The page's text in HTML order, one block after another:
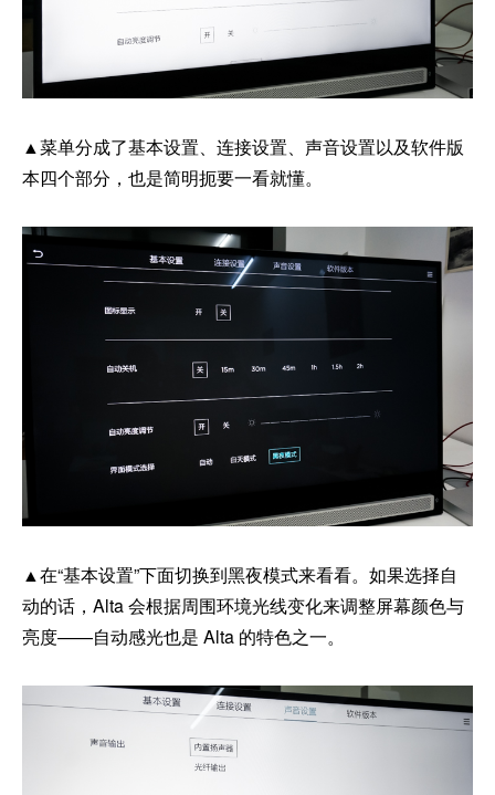
▲菜单分成了基本设置、连接设置、声音设置以及软件版
本四个部分，也是简明扼要一看就懂。
▲在“基本设置”下面切换到黑夜模式来看看。如果选择自
动的话，Alta 会根据周围环境光线变化来调整屏幕颜色与
亮度——自动感光也是 Alta 的特色之一。